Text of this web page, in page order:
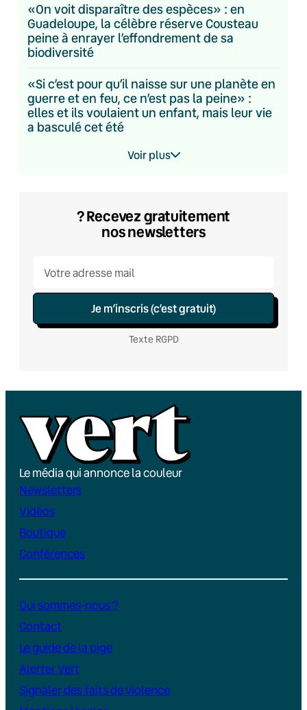
«On voit disparaître des espèces» : en
Guadeloupe, la célèbre réserve Cousteau
peine à enrayer l’effondrement de sa
biodiversité
«Si c’est pour qu’il naisse sur une planète en
guerre et en feu, ce n’est pas la peine» :
elles et ils voulaient un enfant, mais leur vie
a basculé cet été
Voir plus
? Recevez gratuitement
nos newsletters
Je m’inscris (c’est gratuit)
Texte RGPD
Le média qui annonce la couleur
Newsletters
Vidéos
Boutique
Conférences
Qui sommes-nous ?
Contact
Le guide de la pige
Alerter Vert
Signaler des faits de violence